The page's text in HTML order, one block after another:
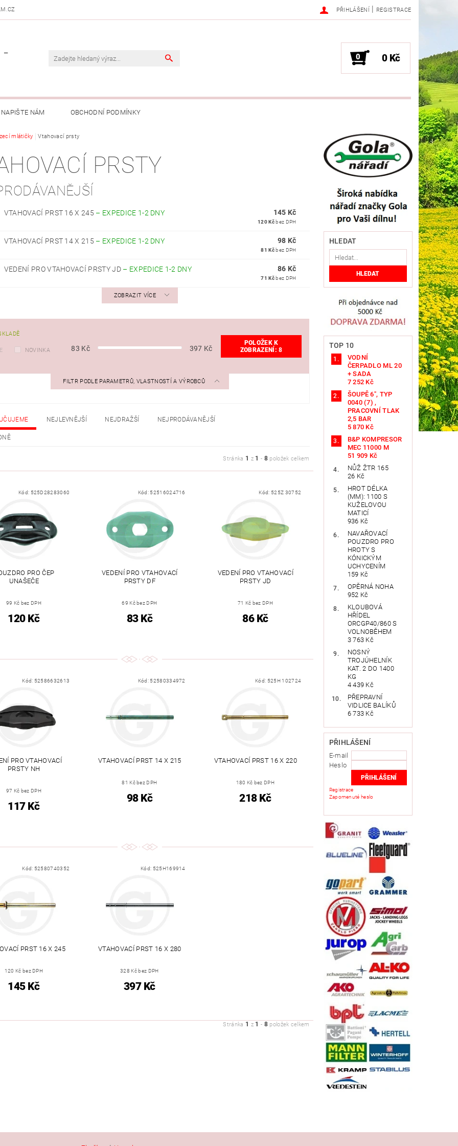
PŘIHLÁŠENÍ | REGISTRACE
0 0 Kč
NAPIŠTE NÁM OBCHODNÍ PODMÍNKY
mlátičky Vtahovací prsty
PRSTY
VTAHOVACÍ PRST 16 X 245 – EXPEDICE 1-2 DNY 145 Kč
120 Kčbez DPH
VTAHOVACÍ PRST 14 X 215 – EXPEDICE 1-2 DNY 98 Kč
81 Kčbez DPH
VEDENÍ PRO VTAHOVACÍ PRSTY JD – EXPEDICE 1-2 DNY 86 Kč
71 Kčbez DPH
ZOBRAZIT VÍCE
NOVINKA 83 Kč 397 Kč
POLOŽEK K
ZOBRAZENÍ:8
FILTR PODLE PARAMETRŮ, VLASTNOSTÍ A VÝROBCŮ
NEJLEVNĚJŠÍ NEJDRAŽŠÍ NEJPRODÁVANĚJŠÍ
Stránka 1 z 1 - 8položek celkem
Kód: 525D28283060
PRO ČEP
UNAŠEČE
99 Kč bez DPH
120 Kč
Kód: 52516024716
VEDENÍ PRO VTAHOVACÍ
PRSTY DF
69 Kč bez DPH
83 Kč
Kód: 525Z 30752
VEDENÍ PRO VTAHOVACÍ
PRSTY JD
71 Kč bez DPH
86 Kč
Kód: 52586632613
PRO VTAHOVACÍ
PRSTY NH
97 Kč bez DPH
117 Kč
Kód: 52580334972
VTAHOVACÍ PRST 14 X 215
81 Kč bez DPH
98 Kč
Kód: 525H 102724
VTAHOVACÍ PRST 16 X 220
180 Kč bez DPH
218 Kč
Kód: 52580740352
PRST 16 X 245
120 Kč bez DPH
145 Kč
Kód: 525H169914
VTAHOVACÍ PRST 16 X 280
328 Kč bez DPH
397 Kč
Stránka 1 z 1 - 8položek celkem
HLEDAT
TOP 10
VODNÍ
ČERPADLO ML 20
+ SADA
7 252 Kč
ŠOUPĚ 6", TYP
0040 (7) ,
PRACOVNÍ TLAK
2,5 BAR
5 870 Kč
B&P KOMPRESOR
MEC 11000 M
51 909 Kč
NŮŽ ŽTR 165
26 Kč
HROT DÉLKA
(MM): 1100 S
KUŽELOVOU
MATICÍ
936 Kč
NAVAŘOVACÍ
POUZDRO PRO
HROTY S
KÓNICKÝM
UCHYCENÍM
159 Kč
OPĚRNÁ NOHA
952 Kč
KLOUBOVÁ
HŘÍDEL
ORCGP40/860 S
VOLNOBĚHEM
3 763 Kč
NOSNÝ
TROJÚHELNÍK
KAT. 2 DO 1400
KG
4 439 Kč
PŘEPRAVNÍ
VIDLICE BALÍKŮ
6 733 Kč
PŘIHLÁŠENÍ
E-mail
Heslo
Registrace
Zapomenuté heslo